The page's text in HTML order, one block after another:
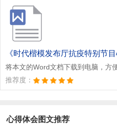
将本文的Word文档下载到电脑，方
推荐度：
心得体会图文推荐